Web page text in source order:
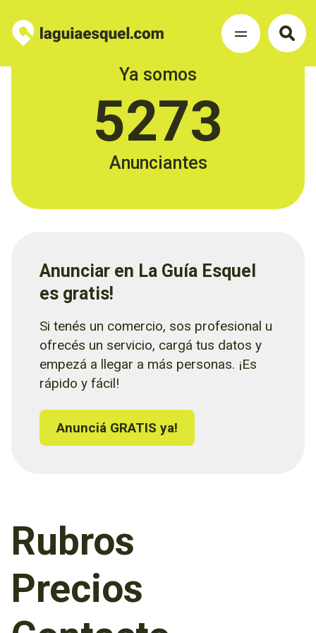
Ya somos
5273
Anunciantes
Anunciar en La Guía Esquel
es gratis!
Si tenés un comercio, sos profesional u
ofrecés un servicio, cargá tus datos y
empezá a llegar a más personas. ¡Es
rápido y fácil!
Anunciá GRATIS ya!
Rubros
Precios